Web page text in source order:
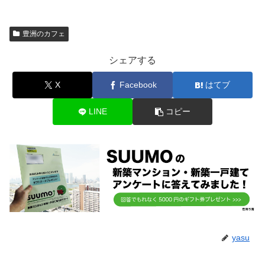
豊洲のカフェ
シェアする
X Facebook はてブ
LINE コピー
yasu